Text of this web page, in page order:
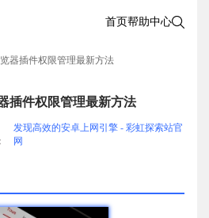
首页帮助中心
器插件权限管理最新方法
插件权限管理最新方法
发现高效的安卓上网引擎 - 彩虹探索站官
网